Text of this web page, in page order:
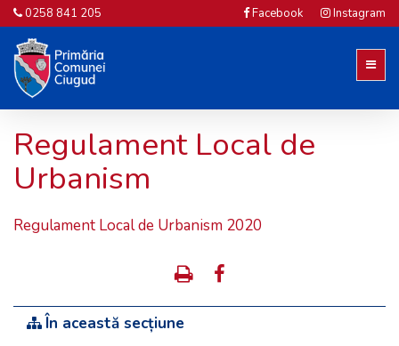
0258 841 205 Facebook Instagram
Regulament Local de
Urbanism
Regulament Local de Urbanism 2020
În această secțiune